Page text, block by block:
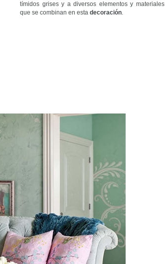
tímidos grises y a diversos elementos y materiales
que se combinan en esta decoración.